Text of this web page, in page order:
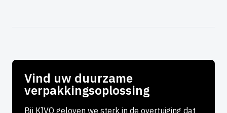
Vind uw duurzame
verpakkingsoplossing
Bij KIVO geloven we sterk in de overtuiging dat